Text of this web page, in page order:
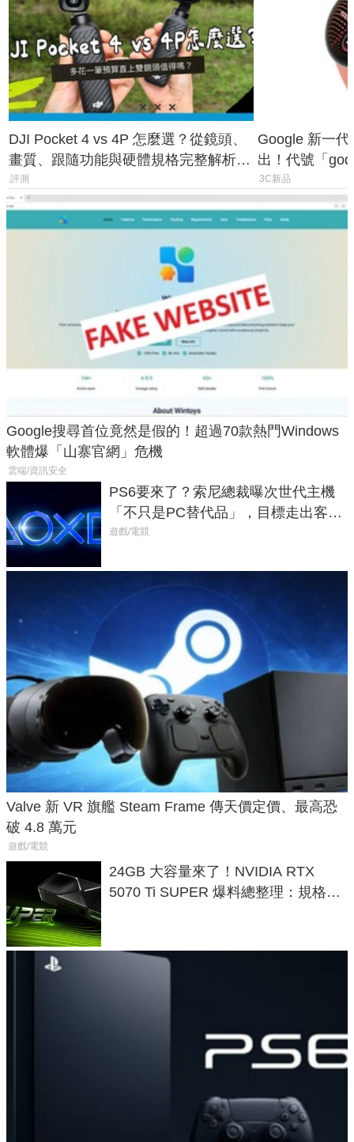
DJI Pocket 4 vs 4P 怎麼選？從鏡頭、
畫質、跟隨功能與硬體規格完整解析，
一次看懂兩台差異
評測
Google 新一
出！代號「
鎖定 AI 應用
3C新品
Google搜尋首位竟然是假的！超過70款熱門Windows
軟體爆「山寨官網」危機
雲端/資訊安全
PS6要來了？索尼總裁曝次世代主機
「不只是PC替代品」，目標走出客
廳、進軍電競桌面
遊戲/電競
Valve 新 VR 旗艦 Steam Frame 傳天價定價、最高恐
破 4.8 萬元
遊戲/電競
24GB 大容量來了！NVIDIA RTX
5070 Ti SUPER 爆料總整理：規格、